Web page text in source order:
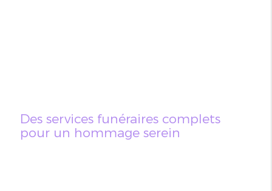
Des services funéraires complets
pour un hommage serein